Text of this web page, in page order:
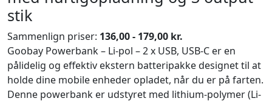
stik
Sammenlign priser: 136,00 - 179,00 kr.
Goobay Powerbank – Li-pol – 2 x USB, USB-C er en
pålidelig og effektiv ekstern batteripakke designet til at
holde dine mobile enheder opladet, når du er på farten.
Denne powerbank er udstyret med lithium-polymer (Li-